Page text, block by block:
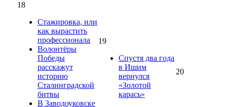
18
Стажировка, или
как вырастить
профессионала
Волонтёры
Победы
расскажут
историю
Сталинградской
битвы
В Заводоуковске
19
Спустя два года
в Ишим
вернулся
«Золотой
карась»
20